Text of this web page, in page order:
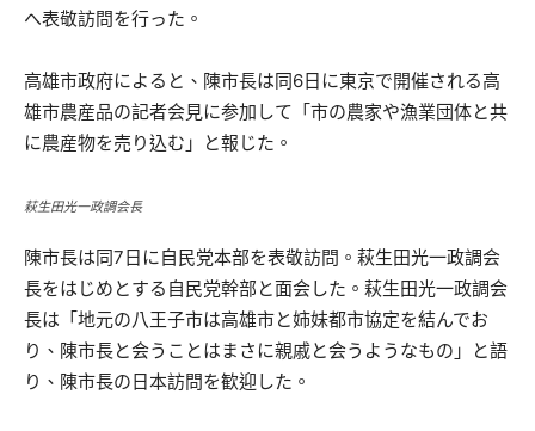
へ表敬訪問を行った。
高雄市政府によると、陳市長は同6日に東京で開催される高
雄市農産品の記者会見に参加して「市の農家や漁業団体と共
に農産物を売り込む」と報じた。
萩生田光一政調会長
陳市長は同7日に自民党本部を表敬訪問。萩生田光一政調会
長をはじめとする自民党幹部と面会した。萩生田光一政調会
長は「地元の八王子市は高雄市と姉妹都市協定を結んでお
り、陳市長と会うことはまさに親戚と会うようなもの」と語
り、陳市長の日本訪問を歓迎した。